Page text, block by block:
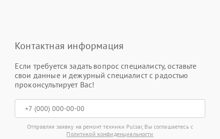
Контактная информация
Если требуется задать вопрос специалисту, оставьте
свои данные и дежурный специалист с радостью
проконсультирует Вас!
Отправляя заявку на ремонт техники Pulsar, Вы соглашаетесь с
Политикой конфиденциальности